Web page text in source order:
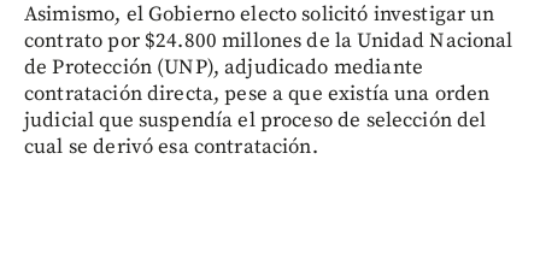
Asimismo, el Gobierno electo solicitó investigar un
contrato por $24.800 millones de la Unidad Nacional
de Protección (UNP), adjudicado mediante
contratación directa, pese a que existía una orden
judicial que suspendía el proceso de selección del
cual se derivó esa contratación.